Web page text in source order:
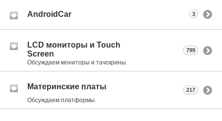
AndroidCar 3
LCD мониторы и Touch
Screen
Обсуждаем мониторы и тачскрины.
799
Материнские платы
Обсуждаем платформы.
217